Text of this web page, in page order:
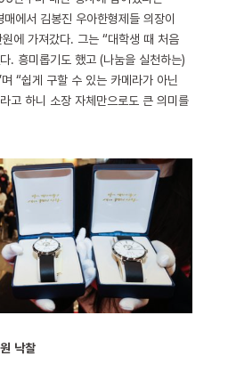
에서 김봉진 우아한형제들 의장이
에 가져갔다. 그는 “대학생 때 처음
. 흥미롭기도 했고 (나눔을 실천하는)
“쉽게 구할 수 있는 카메라가 아닌
고 하니 소장 자체만으로도 큰 의미를
낙찰